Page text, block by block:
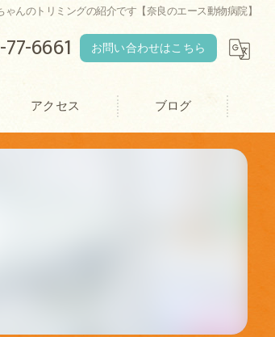
んのトリミングの紹介です【奈良のエース動物病院】
6661 お問い合わせはこちら
アクセス ブログ